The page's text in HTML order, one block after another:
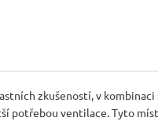
zkušeností, v
ventilace. Tyto